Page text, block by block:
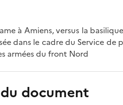
à Amiens, versus la
dans le cadre du Service de
armées du front Nord
document